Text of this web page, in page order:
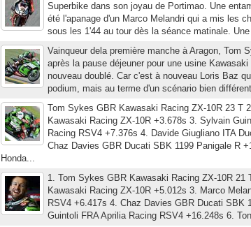
Superbike dans son joyau de Portimao. Une
été l'apanage d'un Marco Melandri qui a mis les
sous les 1'44 au tour dès la séance matinale.
Vainqueur dela première manche à Aragon, Tom
après la pause déjeuner pour une usine
nouveau doublé. Car c'est à nouveau Loris Baz
podium, mais au terme d'un scénario bien
Tom Sykes GBR Kawasaki Racing ZX-10R 23 T
Kawasaki Racing ZX-10R +3.678s 3. Sylvain
Racing RSV4 +7.376s 4. Davide Giugliano ITA
Chaz Davies GBR Ducati SBK 1199 Panigale R
Honda...
1. Tom Sykes GBR Kawasaki Racing ZX-10R 21
Kawasaki Racing ZX-10R +5.012s 3. Marco
RSV4 +6.417s 4. Chaz Davies GBR Ducati SBK
Guintoli FRA Aprilia Racing RSV4 +16.248s 6.